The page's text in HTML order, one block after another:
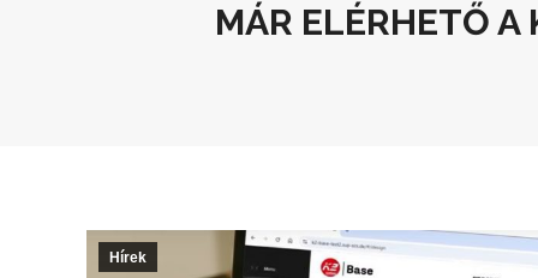
MÁR ELÉRHETŐ A
Hírek